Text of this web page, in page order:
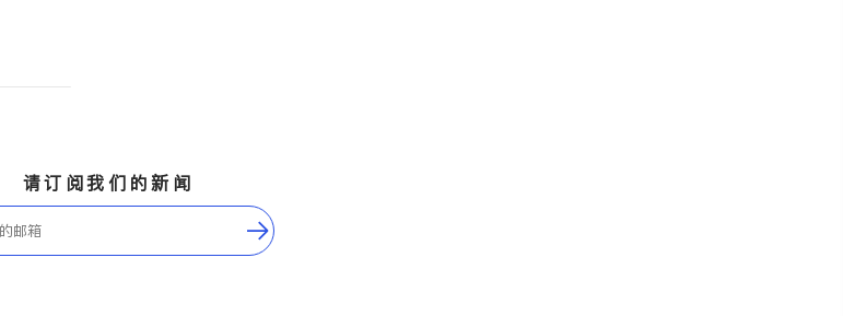
请订阅我们的新闻